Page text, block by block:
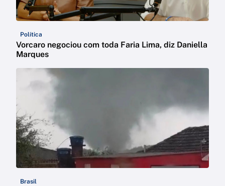
Política
Vorcaro negociou com toda Faria Lima, diz Daniella
Marques
Brasil